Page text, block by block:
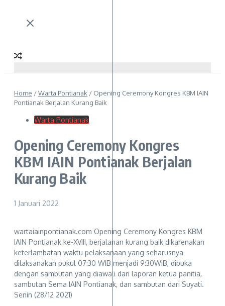
Home /Warta Pontianak / Opening Ceremony Kongres KBM IAIN
Pontianak Berjalan Kurang Baik
Warta Pontianak
Opening Ceremony Kongres
KBM IAIN Pontianak Berjalan
Kurang Baik
1 Januari 2022
wartaiainpontianak.com Opening Ceremony Kongres KBM
IAIN Pontianak ke-XVIII, berjalanan kurang baik dikarenakan
keterlambatan waktu pelaksanaan yang seharusnya
dilaksanakan pukul 07:30 WIB menjadi 9:30WIB, dibuka
dengan sambutan yang diawali dari laporan ketua panitia,
sambutan Sema IAIN Pontianak, dan sambutan dari Suyati.
Senin (28/12 2021)